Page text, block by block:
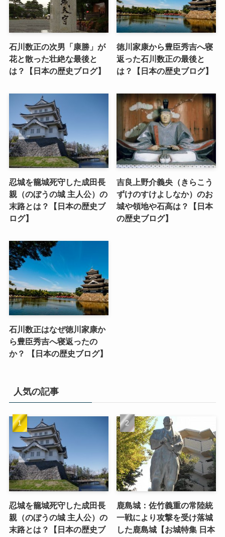
石川数正の次男「康勝」が
花と散った壮絶な最後と
は？【日本の歴史ブログ】
徳川家康から豊臣秀吉へ寝
返った石川数正の最後と
は？【日本の歴史ブログ】
忍城を籠城死守した成田長
親（のぼうの城 主人公）の
末路とは？【日本の歴史ブ
ログ】
吉良上野介義央（きらこう
ずけのすけよしなか）のお
城や領地や石高は？【日本
の歴史ブログ】
石川数正はなぜ徳川家康か
ら豊臣秀吉へ寝返ったの
か？ 【日本の歴史ブログ】
人気の記事
忍城を籠城死守した成田長
親（のぼうの城 主人公）の
末路とは？【日本の歴史ブ
鹿島城：佐竹義重の常陸統
一戦により攻撃を受け落城
した鹿島城【お城特集 日本